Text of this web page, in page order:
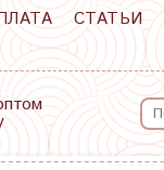
СТАТЬИ